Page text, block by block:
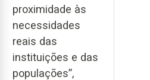
proximidade às
necessidades
reais das
instituições e das
populações”,